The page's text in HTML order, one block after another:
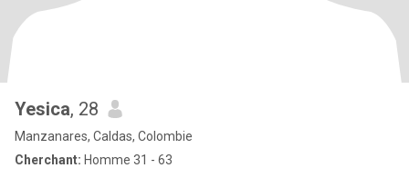
Yesica, 28
Manzanares, Caldas, Colombie
Cherchant: Homme 31 - 63